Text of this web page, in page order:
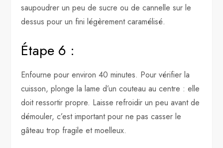
saupoudrer un peu de sucre ou de cannelle sur le
dessus pour un fini légèrement caramélisé.
Étape 6 :
Enfourne pour environ 40 minutes. Pour vérifier la
cuisson, plonge la lame d’un couteau au centre : elle
doit ressortir propre. Laisse refroidir un peu avant de
démouler, c’est important pour ne pas casser le
gâteau trop fragile et moelleux.